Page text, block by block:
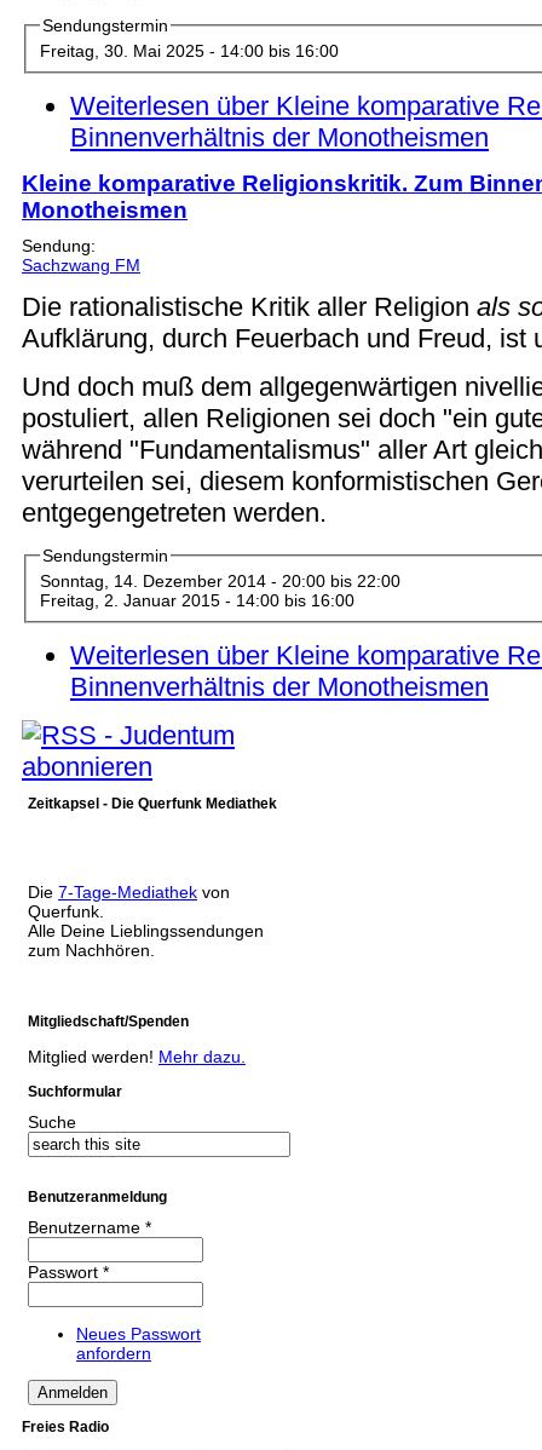
Sendungstermin
Freitag, 30. Mai 2025 - 14:00bis 16:00
Weiterlesen über Kleine komparative
Binnenverhältnis der Monotheismen
Kleine komparative Religionskritik. Zum
Monotheismen
Sendung:
Sachzwang FM
Die rationalistische Kritik aller Religion als
Aufklärung, durch Feuerbach und Freud, ist
Und doch muß dem allgegenwärtigen
postuliert, allen Religionen sei doch "ein
während "Fundamentalismus" aller Art
verurteilen sei, diesem konformistischen
entgegengetreten werden.
Sendungstermin
Sonntag, 14. Dezember 2014 - 20:00bis 22:00
Freitag, 2. Januar 2015 - 14:00bis 16:00
Weiterlesen über Kleine komparative
Binnenverhältnis der Monotheismen
Zeitkapsel - Die Querfunk Mediathek
Die 7-Tage-Mediathek von
Querfunk.
Alle Deine Lieblingssendungen
zum Nachhören.
Mitgliedschaft/Spenden
Mitglied werden! Mehr dazu.
Suchformular
Suche
Benutzeranmeldung
Benutzername *
Passwort *
Neues Passwort
anfordern
Freies Radio